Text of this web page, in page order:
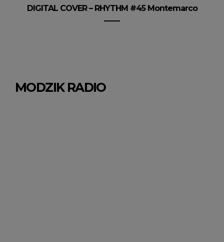
DIGITAL COVER – RHYTHM #45 Montemarco
MODZIK RADIO